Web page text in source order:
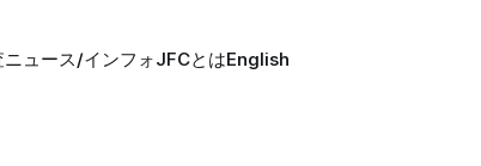
ニュース/インフォJFCとはEnglish